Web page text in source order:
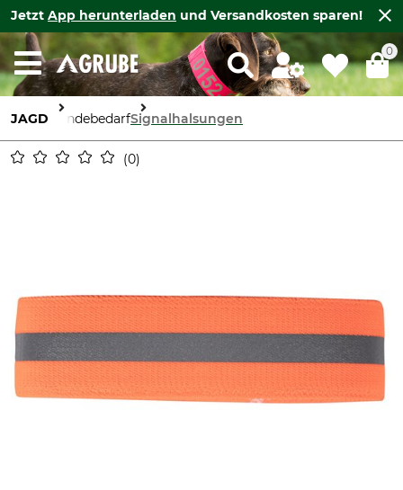
Jetzt App herunterladen und Versandkosten sparen!
0
JAGD HundebedarfSignalhalsungen
0